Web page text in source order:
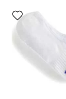
sur
les
couleurs
modifiera
l’image